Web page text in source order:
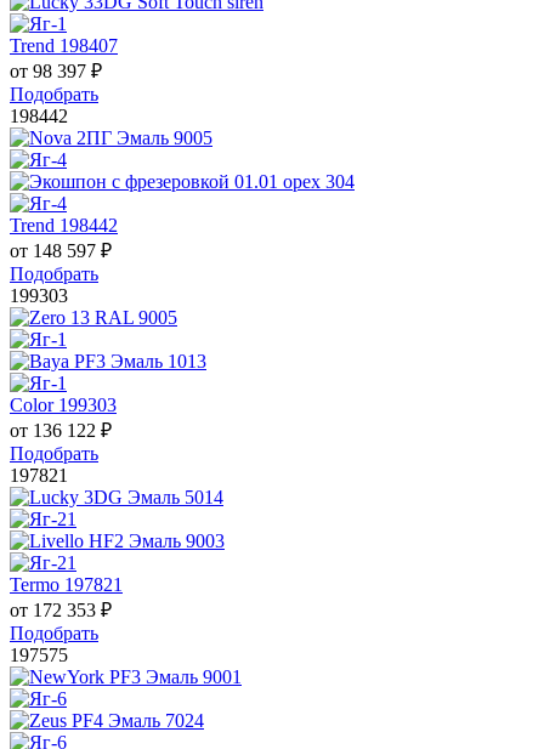
Trend 198407
от 98 397 ₽
Подобрать
198442
Trend 198442
от 148 597 ₽
Подобрать
199303
Color 199303
от 136 122 ₽
Подобрать
197821
Termo 197821
от 172 353 ₽
Подобрать
197575